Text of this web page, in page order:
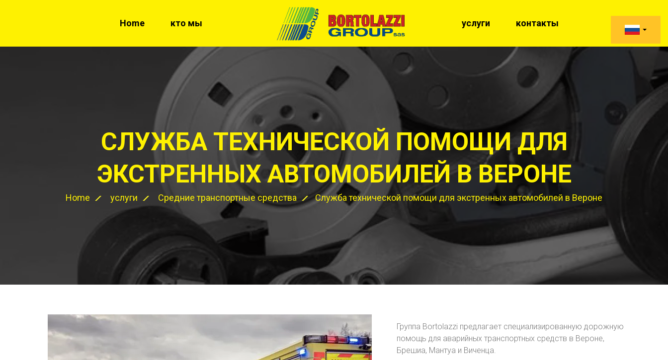
Home кто мы услуги контакты
СЛУЖБА ТЕХНИЧЕСКОЙ ПОМОЩИ ДЛЯ
ЭКСТРЕННЫХ АВТОМОБИЛЕЙ В ВЕРОНЕ
Home услуги Средние транспортные средства Служба технической помощи для экстренных автомобилей в Вероне
Группа Bortolazzi предлагает специализированную дорожную
помощь для аварийных транспортных средств в Вероне,
Брешиа, Мантуа и Виченца.